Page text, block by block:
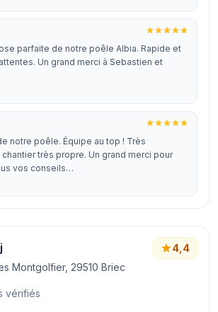
parfaite de notre poêle Albia. Rapide et
Un grand merci à Sebastien et
notre poêle. Équipe au top ! Très
très propre. Un grand merci pour
vos conseils…
Montgolfier, 29510 Briec
4,4
vérifiés